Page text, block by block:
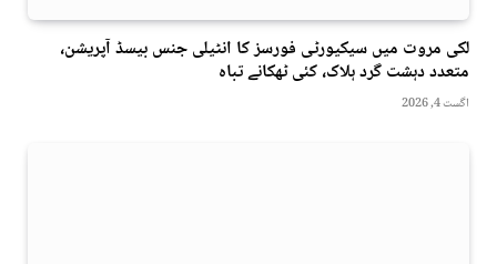
لکی مروت میں سیکیورٹی فورسز کا انٹیلی جنس بیسڈ آپریشن،
متعدد دہشت گرد ہلاک، کئی ٹھکانے تباہ
اگست 4, 2026